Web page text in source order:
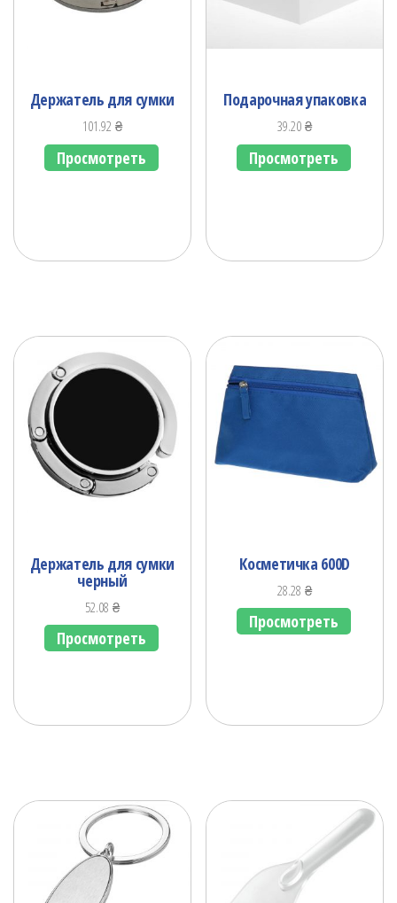
Держатель для сумки
101.92 ₴
Просмотреть
Подарочная упаковка
39.20₴
Просмотреть
Держатель для сумки
черный
52.08 ₴
Просмотреть
Косметичка 600D
28.28₴
Просмотреть